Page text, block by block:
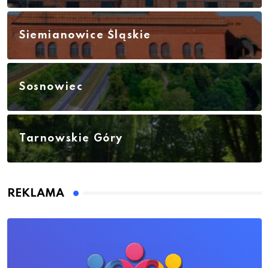
Siemianowice Śląskie
Sosnowiec
Tarnowskie Góry
REKLAMA